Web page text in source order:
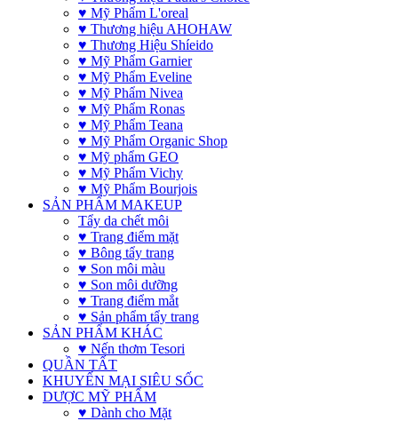
♥ Mỹ Phẩm L'oreal
♥ Thương hiệu AHOHAW
♥ Thương Hiệu Shíeido
♥ Mỹ Phẩm Garnier
♥ Mỹ Phẩm Eveline
♥ Mỹ Phẩm Nivea
♥ Mỹ Phẩm Ronas
♥ Mỹ Phẩm Teana
♥ Mỹ Phẩm Organic Shop
♥ Mỹ phẩm GEO
♥ Mỹ Phẩm Vichy
♥ Mỹ Phẩm Bourjois
SẢN PHẨM MAKEUP
Tẩy da chết môi
♥ Trang điểm mặt
♥ Bông tẩy trang
♥ Son môi màu
♥ Son môi dưỡng
♥ Trang điểm mắt
♥ Sản phẩm tẩy trang
SẢN PHẨM KHÁC
♥ Nến thơm Tesori
QUẦN TẤT
KHUYẾN MẠI SIÊU SỐC
DƯỢC MỸ PHẨM
♥ Dành cho Mặt